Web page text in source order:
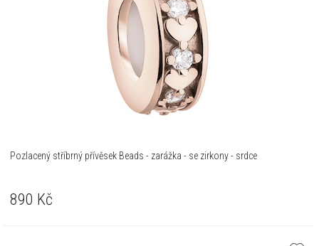
Pozlacený stříbrný přívěsek Beads - zarážka - se zirkony - srdce
890 Kč